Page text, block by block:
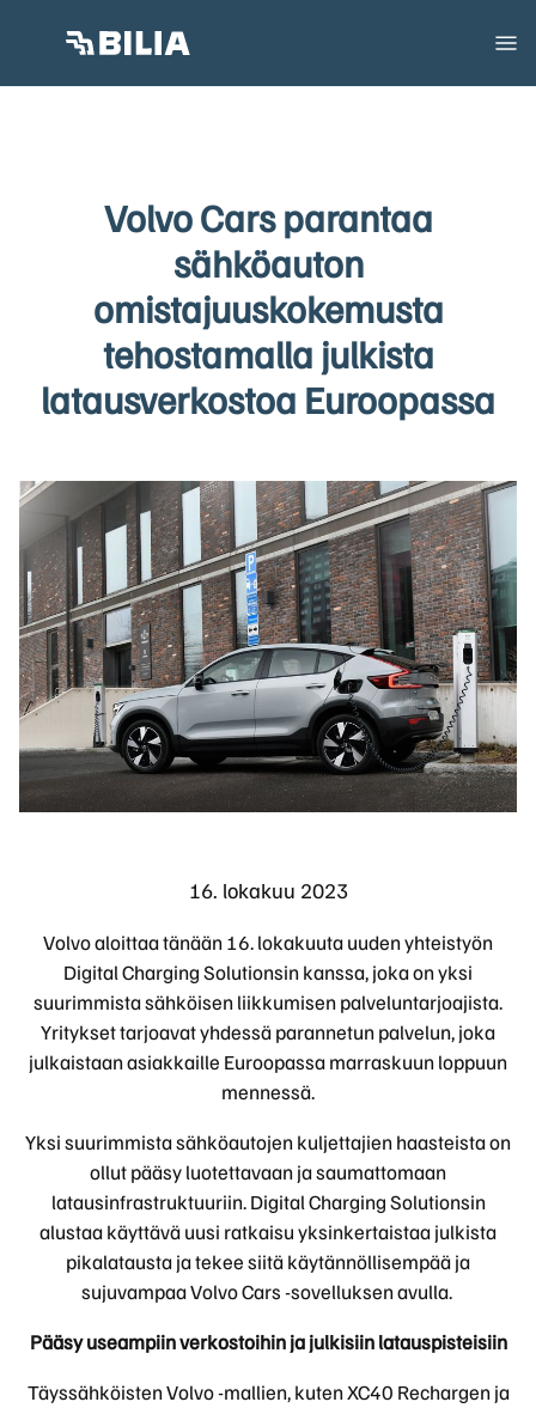
Volvo Cars parantaa
sähköauton
omistajuuskokemusta
tehostamalla julkista
latausverkostoa Euroopassa
16. lokakuu 2023
Volvo aloittaa tänään 16. lokakuuta uuden yhteistyön
Digital Charging Solutionsin kanssa, joka on yksi
suurimmista sähköisen liikkumisen palveluntarjoajista.
Yritykset tarjoavat yhdessä parannetun palvelun, joka
julkaistaan asiakkaille Euroopassa marraskuun loppuun
mennessä.
Yksi suurimmista sähköautojen kuljettajien haasteista on
ollut pääsy luotettavaan ja saumattomaan
latausinfrastruktuuriin. Digital Charging Solutionsin
alustaa käyttävä uusi ratkaisu yksinkertaistaa julkista
pikalatausta ja tekee siitä käytännöllisempää ja
sujuvampaa Volvo Cars -sovelluksen avulla.
Pääsy useampiin verkostoihin ja julkisiin latauspisteisiin
Täyssähköisten Volvo -mallien, kuten XC40 Rechargen ja